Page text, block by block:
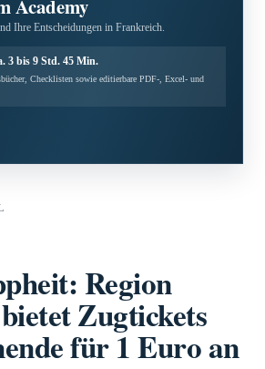
Academy
Ihre Entscheidungen in Frankreich.
3 bis 9 Std. 45 Min.
Checklisten sowie editierbare PDF-, Excel- und
Region
Zugtickets
für 1 Euro an